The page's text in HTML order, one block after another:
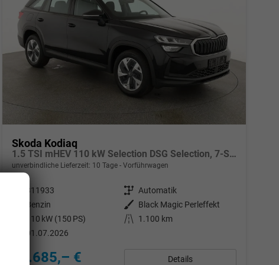
Skoda Kodiaq
1.5 TSI mHEV 110 kW Selection DSG Selection, 7-Sitzer, AHK, Navi, Side, Kamera, Winter, 4 J.- Garantie
unverbindliche Lieferzeit: 10 Tage Vorführwagen
311933 Getriebe Automatik
Benzin Außenfarbe
Black Magic Perleffekt
110 kW (150 PS) Kilometerstand
1.100 km
01.07.2026
39.685,– € Details